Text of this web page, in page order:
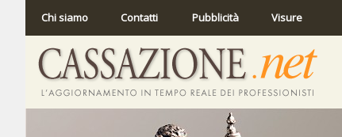
Chi siamo Contatti Pubblicità Visure